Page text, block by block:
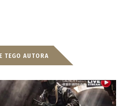
TEGO AUTORA